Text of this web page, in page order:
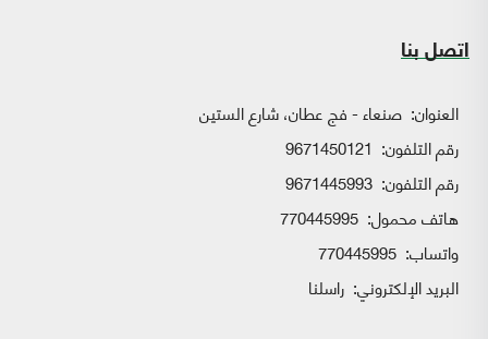
اتصل بنا
العنوان: صنعاء - فج عطان، شارع الستين
رقم التلفون: 9671450121
رقم التلفون: 9671445993
هاتف محمول: 770445995
واتساب:
البريد الإلكتروني: راسلنا